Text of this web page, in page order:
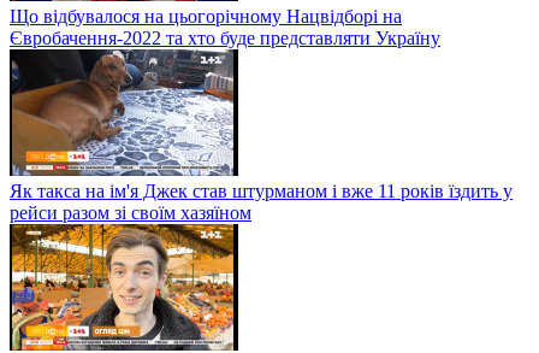
Що відбувалося на цьогорічному Нацвідборі на
Євробачення-2022 та хто буде представляти Україну
Як такса на ім'я Джек став штурманом і вже 11 років їздить у
рейси разом зі своїм хазяїном